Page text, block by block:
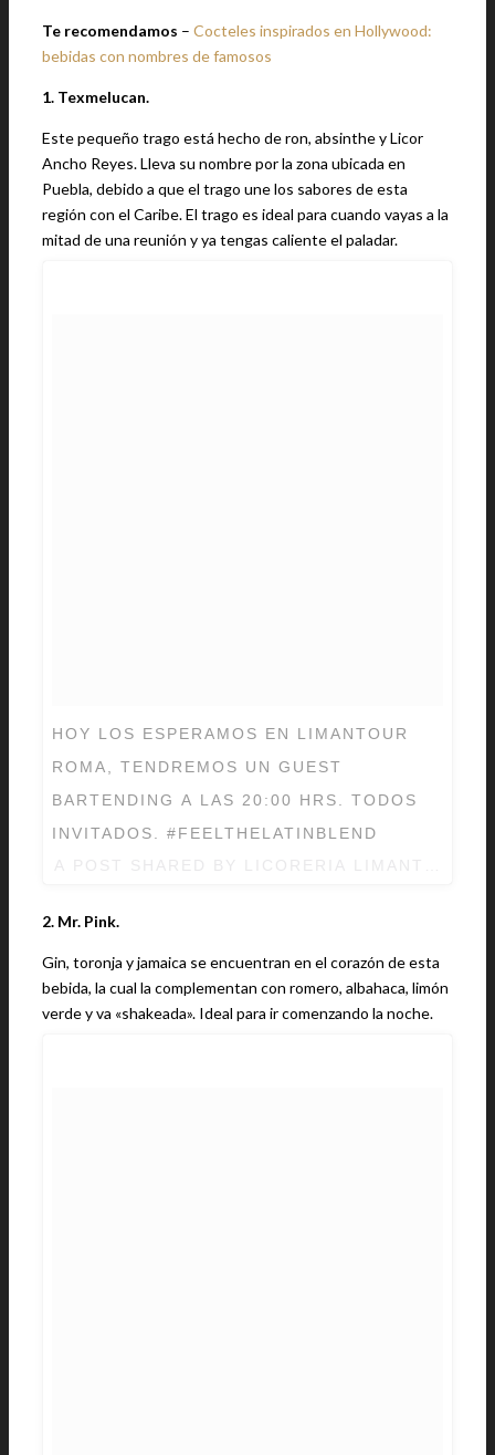
Te recomendamos – Cocteles inspirados en Hollywood:
bebidas con nombres de famosos
1. Texmelucan.
Este pequeño trago está hecho de ron, absinthe y Licor
Ancho Reyes. Lleva su nombre por la zona ubicada en
Puebla, debido a que el trago une los sabores de esta
región con el Caribe. El trago es ideal para cuando vayas a la
mitad de una reunión y ya tengas caliente el paladar.
HOY LOS ESPERAMOS EN LIMANTOUR
ROMA, TENDREMOS UN GUEST
BARTENDING A LAS 20:00 HRS. TODOS
INVITADOS. #FEELTHELATINBLEND
2. Mr. Pink.
Gin, toronja y jamaica se encuentran en el corazón de esta
bebida, la cual la complementan con romero, albahaca, limón
verde y va «shakeada». Ideal para ir comenzando la noche.